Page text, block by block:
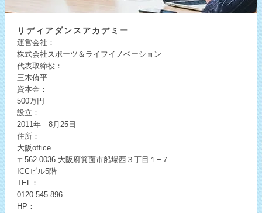
リディアダンスアカデミー
運営会社：
株式会社スポーツ＆ライフイノベーション
代表取締役：
三木侑平
資本金：
500万円
設立：
2011年 8月25日
住所：
大阪office
〒562-0036 大阪府箕面市船場西３丁目１−７
ICCビル5階
TEL：
0120-545-896
HP：